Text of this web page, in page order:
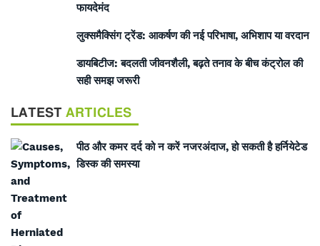
फायदेमंद
लुक्समैक्सिंग ट्रेंड: आकर्षण की नई परिभाषा, अभिशाप या वरदान
डायबिटीज: बदलती जीवनशैली, बढ़ते तनाव के बीच कंट्रोल की
सही समझ जरूरी
LATEST ARTICLES
पीठ और कमर दर्द को न करें नजरअंदाज, हो सकती है हर्नियेटेड
डिस्क की समस्या